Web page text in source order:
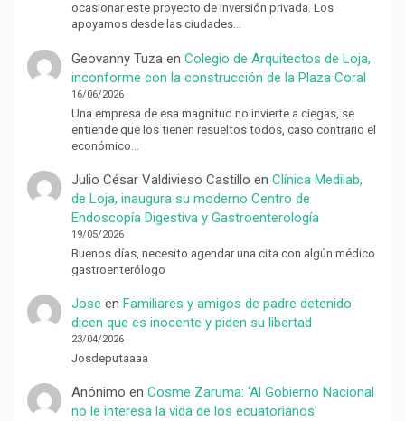
ocasionar este proyecto de inversión privada. Los
apoyamos desde las ciudades…
Geovanny Tuzaen Colegio de Arquitectos de Loja,
inconforme con la construcción de la Plaza Coral
16/06/2026
Una empresa de esa magnitud no invierte a ciegas, se
entiende que los tienen resueltos todos, caso contrario el
económico…
Julio César Valdivieso Castillo en Clínica Medilab,
de Loja, inaugura su moderno Centro de
Endoscopía Digestiva y Gastroenterología
19/05/2026
Buenos días, necesito agendar una cita con algún médico
gastroenterólogo
Jose en Familiares y amigos de padre detenido
dicen que es inocente y piden su libertad
23/04/2026
Josdeputaaaa
Anónimo en Cosme Zaruma: ‘Al Gobierno Nacional
no le interesa la vida de los ecuatorianos’